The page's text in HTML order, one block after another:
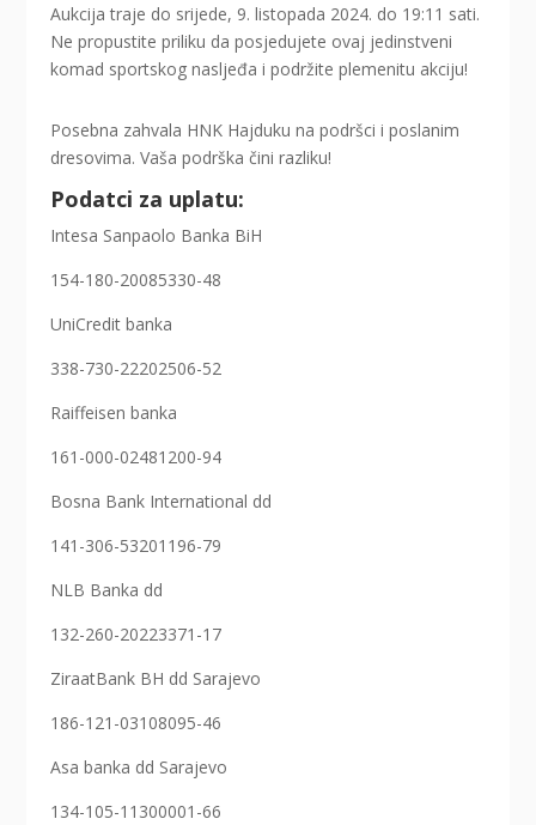
Aukcija traje do srijede, 9. listopada 2024. do 19:11 sati.
Ne propustite priliku da posjedujete ovaj jedinstveni
komad sportskog nasljeđa i podržite plemenitu akciju!
Posebna zahvala HNK Hajduku na podršci i poslanim
dresovima. Vaša podrška čini razliku!
Podatci za uplatu:
Intesa Sanpaolo Banka BiH
154-180-20085330-48
UniCredit banka
338-730-22202506-52
Raiffeisen banka
161-000-02481200-94
Bosna Bank International dd
141-306-53201196-79
NLB Banka dd
132-260-20223371-17
ZiraatBank BH dd Sarajevo
186-121-03108095-46
Asa banka dd Sarajevo
134-105-11300001-66